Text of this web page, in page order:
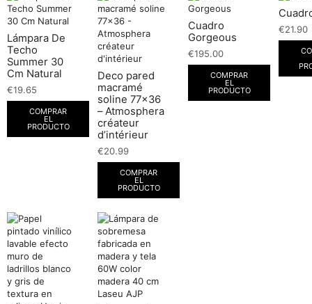
Lámpara De
Techo
Summer 30
Cm Natural
€19.65
COMPRAR
EL
PRODUCTO
Deco pared
macramé
soline 77×36
– Atmosphera
créateur
d’intérieur
€20.99
COMPRAR
EL
PRODUCTO
Cuadro
Gorgeous
€195.00
COMPRAR
EL
PRODUCTO
€21.90